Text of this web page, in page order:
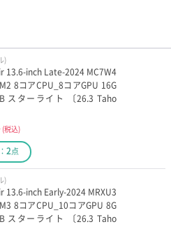
)
13.6-inch Late-2024 MC7W4
8コアCPU_8コアGPU 16G
スターライト 〔26.3 Taho
(税込)
2点
)
13.6-inch Early-2024 MRXU3
8コアCPU_10コアGPU 8G
スターライト 〔26.3 Taho